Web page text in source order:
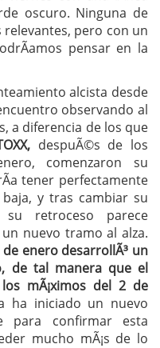
oscuro. Ninguna de
pero con un
pensar en la
alcista desde
observando al
a diferencia de los que
despuÃ©s de los
comenzaron su
tener perfectamente
y tras cambiar su
retroceso parece
nuevo tramo al alza.
de enero desarrollÃ³ un
de tal manera que el
mÃ¡ximos del 2 de
ha iniciado un nuevo
para confirmar esta
mucho mÃ¡s de lo